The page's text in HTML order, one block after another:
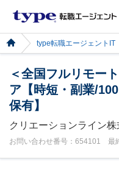
type転職エージェントIT
＜全国フルリモー
ア【時短・副業/
保有】
クリエーションライン株
お問い合わせ番号：654101 最